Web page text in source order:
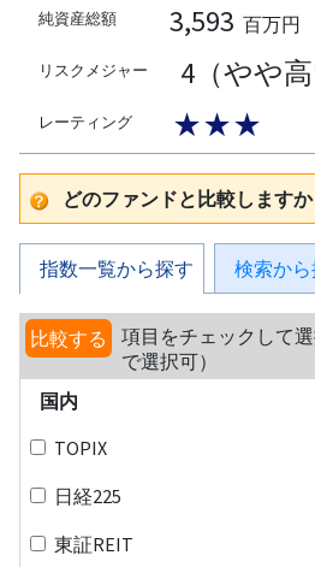
純資産総額 3,593 百万円
リスクメジャー 4（やや高
レーティング ★★★
どのファンドと比較しますか
指数一覧から探す 検索か
比較する
項目をチェックして
で選択可）
国内
TOPIX
日経225
東証REIT